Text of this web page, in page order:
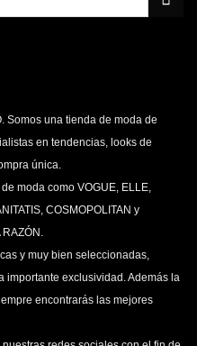
Somos una tienda de moda de
en tendencias, looks de
única.
moda como VOGUE, ELLE,
COSMOPOLITAN y
y muy bien seleccionadas,
importante exclusividad. Además la
encontrarás las mejores